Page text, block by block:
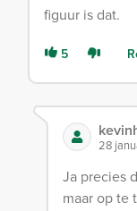
figuur is dat.
5
28
Ja precies
maar op te